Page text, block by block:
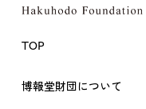
TOP
博報堂財団について